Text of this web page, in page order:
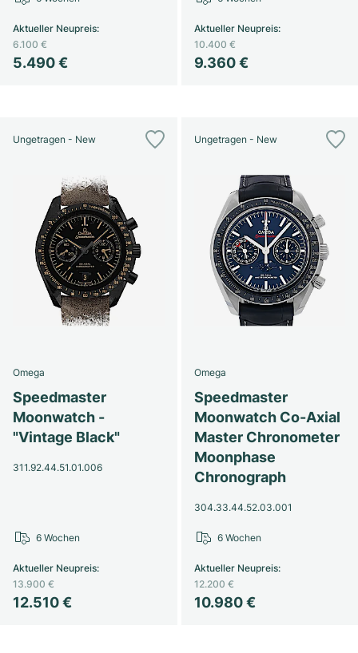
5.490 €
Aktueller Neupreis:
6.100 €
9.360 €
Aktueller Neupreis:
10.400 €
Ungetragen - New
Omega
Speedmaster
Moonwatch -
"Vintage Black"
311.92.44.51.01.006
12.510 €
Aktueller Neupreis:
13.900 €
6 Wochen
Ungetragen - New
Omega
Speedmaster
Moonwatch Co-Axial
Master Chronometer
Moonphase
Chronograph
304.33.44.52.03.001
10.980 €
Aktueller Neupreis:
12.200 €
6 Wochen